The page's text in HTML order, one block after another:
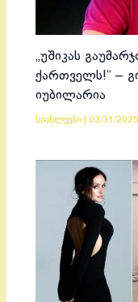
„უშიკას
ქართველს!“ –
იუბილარია
სიახლეები 03/31/2025